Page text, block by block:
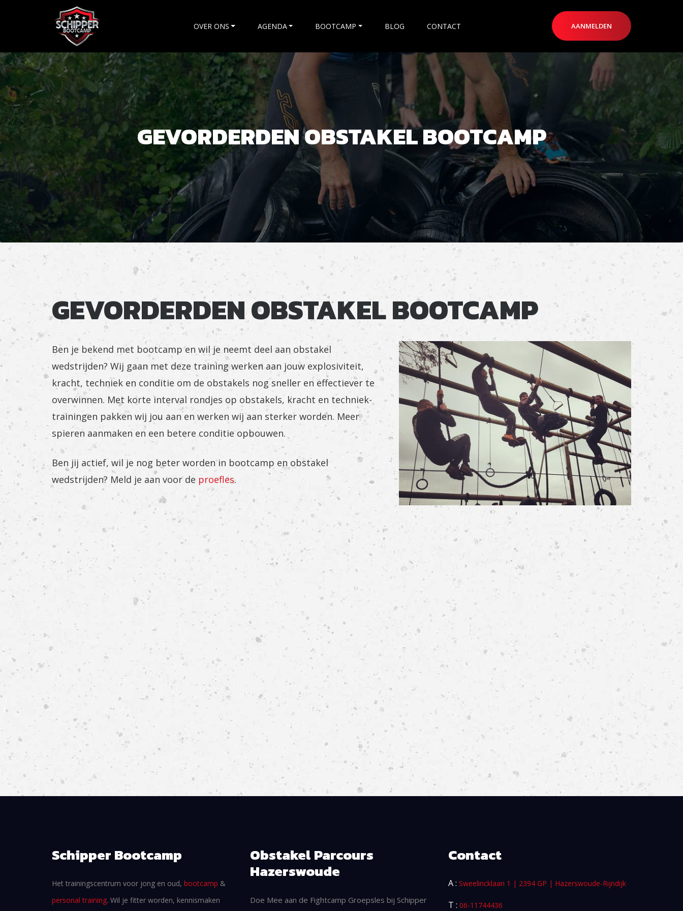
OVER ONS AGENDA BOOTCAMP BLOG CONTACT AANMELDEN
GEVORDERDEN OBSTAKEL BOOTCAMP
GEVORDERDEN OBSTAKEL BOOTCAMP
Ben je bekend met bootcamp en wil je neemt deel aan obstakel
wedstrijden? Wij gaan met deze training werken aan jouw explosiviteit,
kracht, techniek en conditie om de obstakels nog sneller en effectiever te
overwinnen. Met korte interval rondjes op obstakels, kracht en techniek-
trainingen pakken wij jou aan en werken wij aan sterker worden. Meer
spieren aanmaken en een betere conditie opbouwen.
Ben jij actief, wil je nog beter worden in bootcamp en obstakel
wedstrijden? Meld je aan voor de proefles.
Schipper Bootcamp
Het trainingscentrum voor jong en oud, bootcamp &
personal training. Wil je fitter worden, kennismaken
Obstakel Parcours
Hazerswoude
Doe Mee aan de Fightcamp Groepsles bij Schipper
Contact
A : Sweelincklaan 1 | 2394 GP | Hazerswoude-Rijndijk
T : 06-11744436